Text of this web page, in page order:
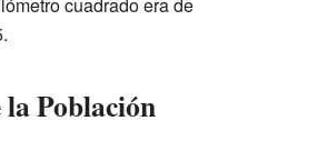
Población